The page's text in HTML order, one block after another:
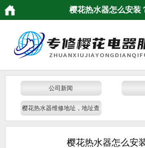
樱花热水器怎么安装
公司新闻
樱花热水器维修地址，地址查
樱花热水器怎么安